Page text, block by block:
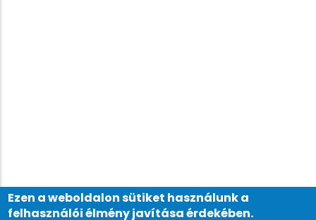
Ezen a weboldalon sütiket használunk a
felhasználói élmény javítása érdekében.